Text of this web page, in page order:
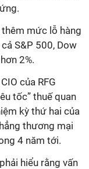
mức lỗ hàng
S&P 500, Dow
2%.
của RFG
tốc” thuế quan
kỳ thứ hai của
thương mại
4 năm tới.
hiểu rằng vấn